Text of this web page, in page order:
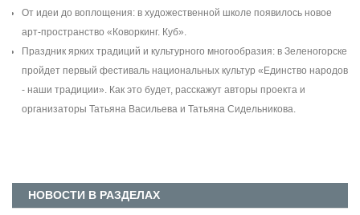
От идеи до воплощения: в художественной школе появилось новое
арт-пространство «Коворкинг. Куб».
Праздник ярких традиций и культурного многообразия: в Зеленогорске
пройдет первый фестиваль национальных культур «Единство народов
- наши традиции». Как это будет, расскажут авторы проекта и
организаторы Татьяна Васильева и Татьяна Сидельникова.
НОВОСТИ В РАЗДЕЛАХ